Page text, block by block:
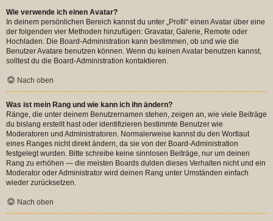
Wie verwende ich einen Avatar?
In deinem persönlichen Bereich kannst du unter „Profil“ einen Avatar über eine
der folgenden vier Methoden hinzufügen: Gravatar, Galerie, Remote oder
Hochladen. Die Board-Administration kann bestimmen, ob und wie die
Benutzer Avatare benutzen können. Wenn du keinen Avatar benutzen kannst,
solltest du die Board-Administration kontaktieren.
Nach oben
Was ist mein Rang und wie kann ich ihn ändern?
Ränge, die unter deinem Benutzernamen stehen, zeigen an, wie viele Beiträge
du bislang erstellt hast oder identifizieren bestimmte Benutzer wie
Moderatoren und Administratoren. Normalerweise kannst du den Wortlaut
eines Ranges nicht direkt ändern, da sie von der Board-Administration
festgelegt wurden. Bitte schreibe keine sinnlosen Beiträge, nur um deinen
Rang zu erhöhen — die meisten Boards dulden dieses Verhalten nicht und ein
Moderator oder Administrator wird deinen Rang unter Umständen einfach
wieder zurücksetzen.
Nach oben